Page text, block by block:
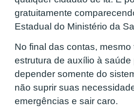
gratuitamente
Estadual do Ministério da
No final das contas,
estrutura de auxílio à saúde
depender somente do
não suprir suas
emergências e sair caro.